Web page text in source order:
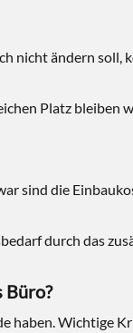
nicht ändern
Platz bleiben
sind die
durch das
Büro?
haben. Wichtige